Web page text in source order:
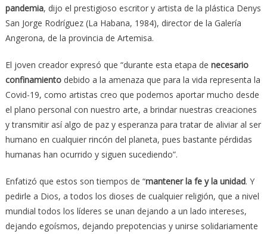
pandemia, dijo el prestigioso escritor y artista de la plástica Denys
San Jorge Rodríguez (La Habana, 1984), director de la Galería
Angerona, de la provincia de Artemisa.
El joven creador expresó que “durante esta etapa de necesario
confinamientodebido a la amenaza que para la vida representa la
Covid-19, como artistas creo que podemos aportar mucho desde
el plano personal con nuestro arte, a brindar nuestras creaciones
y transmitir así algo de paz y esperanza para tratar de aliviar al ser
humano en cualquier rincón del planeta, pues bastante pérdidas
humanas han ocurrido y siguen sucediendo”.
Enfatizó que estos son tiempos de “mantener la fe y la unidad. Y
pedirle a Dios, a todos los dioses de cualquier religión, que a nivel
mundial todos los líderes se unan dejando a un lado intereses,
dejando egoísmos, dejando prepotencias y unirse solidariamente